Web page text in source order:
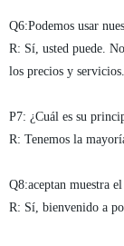
Q6:Podemos usar
R: Sí, usted puede.
los precios y servicios.
P7: ¿Cuál es su
R: Tenemos la
Q8:aceptan muestra
R: Sí, bienvenido a